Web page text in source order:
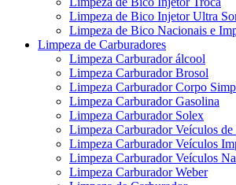
Limpeza de Bico Injetor Ultra
Limpeza de Bico Nacionais e
Limpeza de Carburadores
Limpeza Carburador álcool
Limpeza Carburador Brosol
Limpeza Carburador Corpo
Limpeza Carburador Gasolina
Limpeza Carburador Solex
Limpeza Carburador Veículos de
Limpeza Carburador Veículos
Limpeza Carburador Veículos
Limpeza Carburador Weber